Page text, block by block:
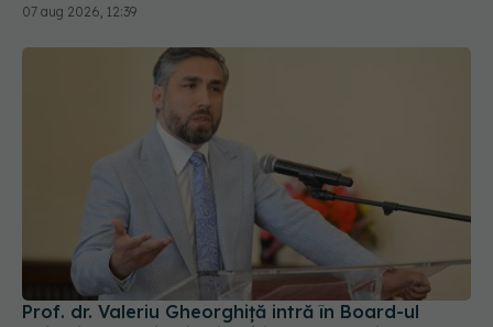
07 aug 2026, 12:39
Prof. dr. Valeriu Gheorghiță intră în Board-ul